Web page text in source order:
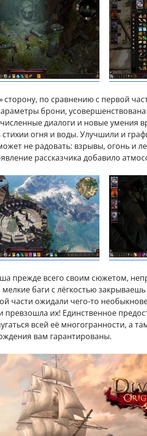
сторону, по сравнению с первой
брони,
диалоги и новые умения
огня и воды. Улучшили и
не радовать: взрывы, огонь и
рассказчика добавило
прежде всего своим сюжетом,
баги с лёгкостью закрываешь
части ожидали чего-то
их! Единственное
всей её многогранности, а
вам гарантированы.